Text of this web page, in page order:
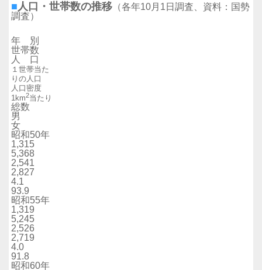
■人口・世帯数の推移 （各年10月1日調査、資料：国勢
調査）
年 別
世帯数
人 口
１世帯当た
りの人口
人口密度
1km2当たり
総数
男
女
昭和50年
1,315
5,368
2,541
2,827
4.1
93.9
昭和55年
1,319
5,245
2,526
2,719
4.0
91.8
昭和60年